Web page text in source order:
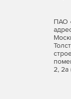
ПАО
2, 2а